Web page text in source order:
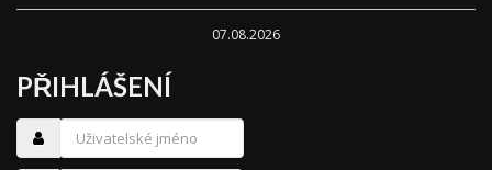
07.08.2026
PŘIHLÁŠENÍ